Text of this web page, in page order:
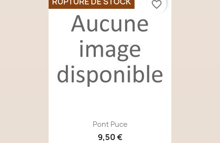
Pont Puce
9,50 €
favorite_border